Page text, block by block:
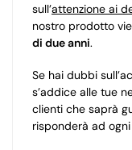
sull’attenzione ai
nostro prodotto
di due anni.
Se hai dubbi
s’addice alle tue
clienti che saprà
risponderà ad